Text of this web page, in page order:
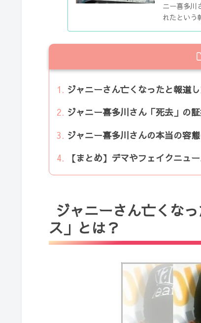
ニー喜多川
れたという
ジャニーさん亡くなったと報道
ジャニー喜多川さん「死去」の
ジャニー喜多川さんの本当の容
【まとめ】デマやフェイクニュ
ジャニーさん亡くな
ス」とは？